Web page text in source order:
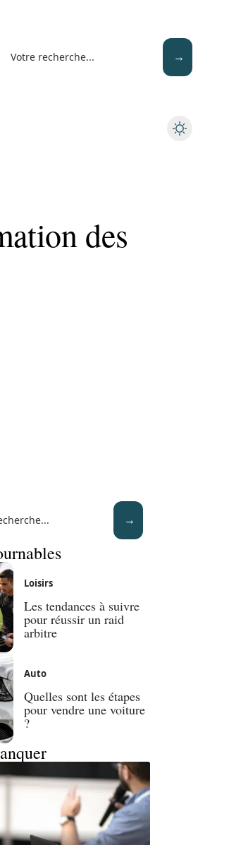
des
Loisirs
Les tendances à suivre
pour réussir un raid
arbitre
Auto
Quelles sont les étapes
pour vendre une voiture
?